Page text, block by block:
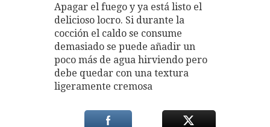
Apagar el fuego y ya está listo el
delicioso locro. Si durante la
cocción el caldo se consume
demasiado se puede añadir un
poco más de agua hirviendo pero
debe quedar con una textura
ligeramente cremosa